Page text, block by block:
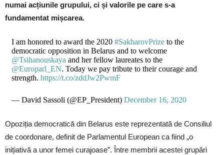
numai acțiunile grupului, ci și valorile pe care s-a
fundamentat mișcarea.
I am honored to award the 2020 #SakharovPrizeto the
democratic opposition in Belarus and to welcome
@Tsihanouskayaand her fellow laureates to the
@Europarl_EN. Today we pay tribute to their courage and
strength. https://t.co/zddJw2PwmF
— David Sassoli (@EP_President) December 16, 2020
Opoziția democratică din Belarus este reprezentată de Consiliul
de coordonare, definit de Parlamentul European ca fiind „o
inițiativă a unor femei curajoase”. Între membrii acestei grupări